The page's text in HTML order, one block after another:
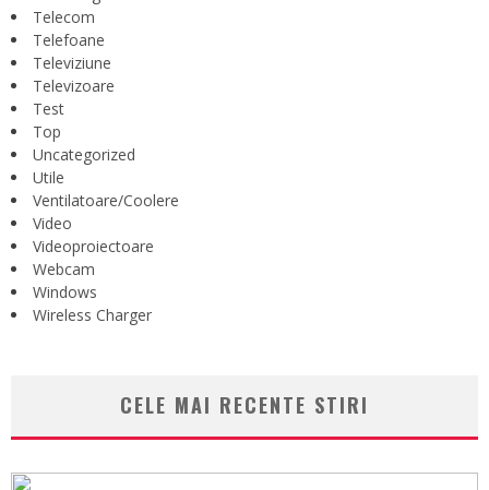
Telecom
Telefoane
Televiziune
Televizoare
Test
Top
Uncategorized
Utile
Ventilatoare/Coolere
Video
Videoproiectoare
Webcam
Windows
Wireless Charger
CELE MAI RECENTE STIRI